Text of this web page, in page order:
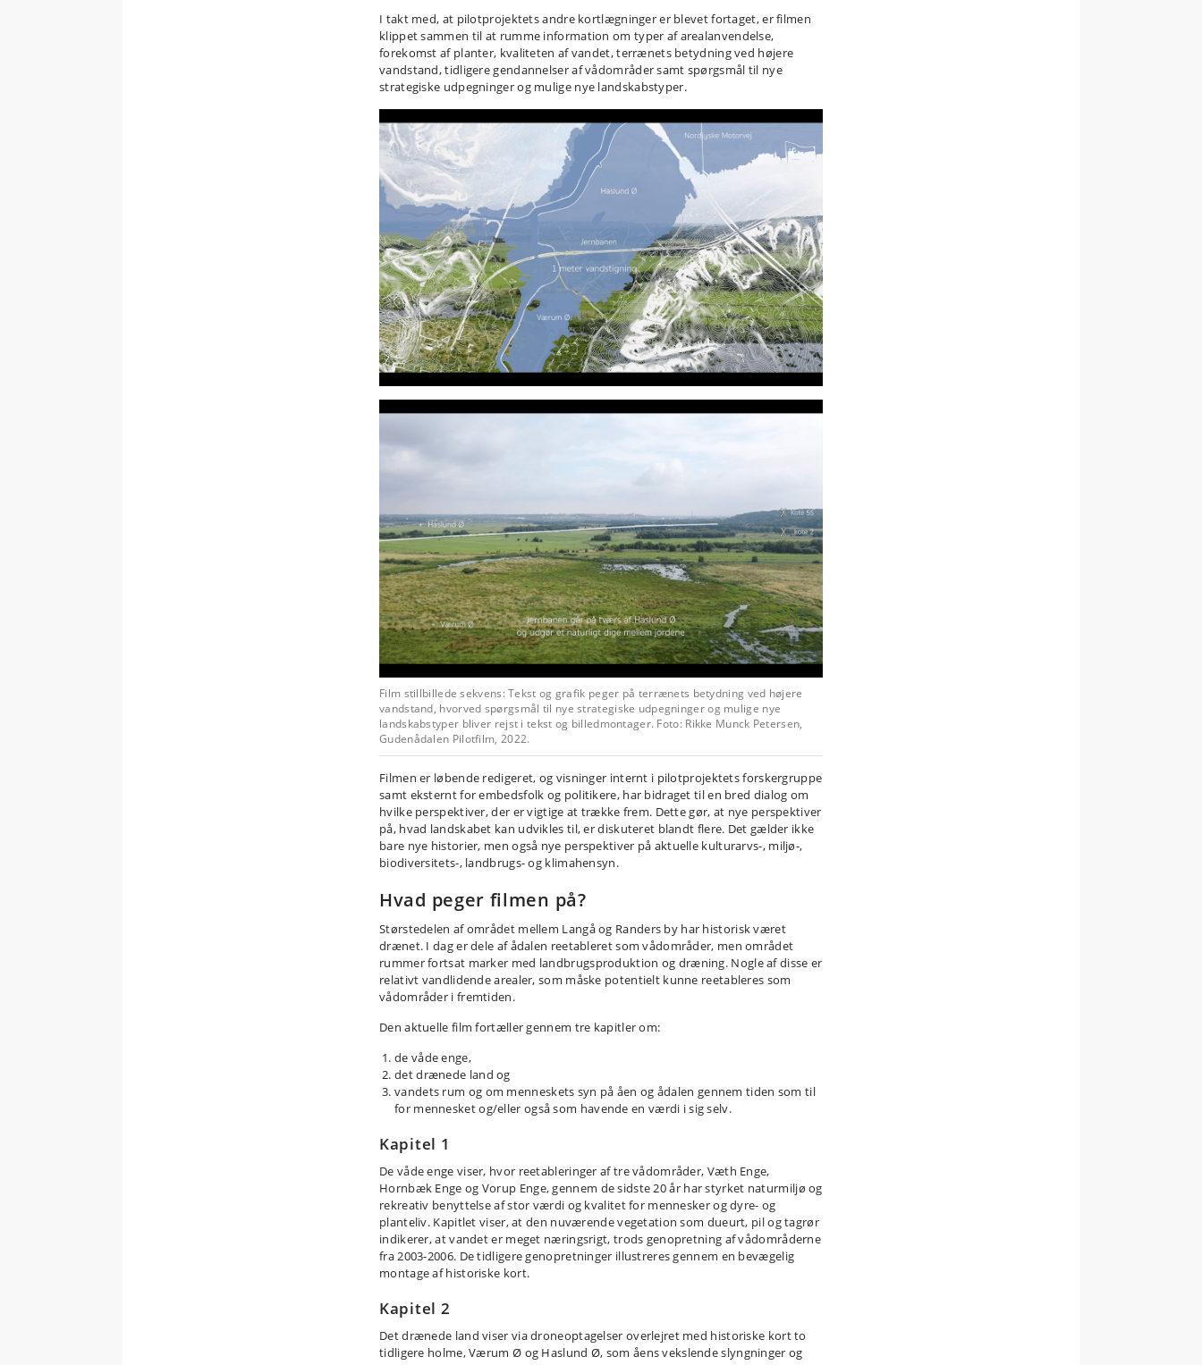
I takt med, at pilotprojektets andre kortlægninger er blevet fortaget, er filmen
klippet sammen til at rumme information om typer af arealanvendelse,
forekomst af planter, kvaliteten af vandet, terrænets betydning ved højere
vandstand, tidligere gendannelser af vådområder samt spørgsmål til nye
strategiske udpegninger og mulige nye landskabstyper.
Film stillbillede sekvens: Tekst og grafik peger på terrænets betydning ved højere
vandstand, hvorved spørgsmål til nye strategiske udpegninger og mulige nye
landskabstyper bliver rejst i tekst og billedmontager. Foto: Rikke Munck Petersen,
Gudenådalen Pilotfilm, 2022.
Filmen er løbende redigeret, og visninger internt i pilotprojektets forskergruppe
samt eksternt for embedsfolk og politikere, har bidraget til en bred dialog om
hvilke perspektiver, der er vigtige at trække frem. Dette gør, at nye perspektiver
på, hvad landskabet kan udvikles til, er diskuteret blandt flere. Det gælder ikke
bare nye historier, men også nye perspektiver på aktuelle kulturarvs-, miljø-,
biodiversitets-, landbrugs- og klimahensyn.
Hvad peger filmen på?
Størstedelen af området mellem Langå og Randers by har historisk været
drænet. I dag er dele af ådalen reetableret som vådområder, men området
rummer fortsat marker med landbrugsproduktion og dræning. Nogle af disse er
relativt vandlidende arealer, som måske potentielt kunne reetableres som
vådområder i fremtiden.
Den aktuelle film fortæller gennem tre kapitler om:
de våde enge,
det drænede land og
vandets rum og om menneskets syn på åen og ådalen gennem tiden som til
for mennesket og/eller også som havende en værdi i sig selv.
Kapitel 1
De våde enge viser, hvor reetableringer af tre vådområder, Væth Enge,
Hornbæk Enge og Vorup Enge, gennem de sidste 20 år har styrket naturmiljø og
rekreativ benyttelse af stor værdi og kvalitet for mennesker og dyre- og
planteliv. Kapitlet viser, at den nuværende vegetation som dueurt, pil og tagrør
indikerer, at vandet er meget næringsrigt, trods genopretning af vådområderne
fra 2003-2006. De tidligere genopretninger illustreres gennem en bevægelig
montage af historiske kort.
Kapitel 2
Det drænede land viser via droneoptagelser overlejret med historiske kort to
tidligere holme, Værum Ø og Haslund Ø, som åens vekslende slyngninger og